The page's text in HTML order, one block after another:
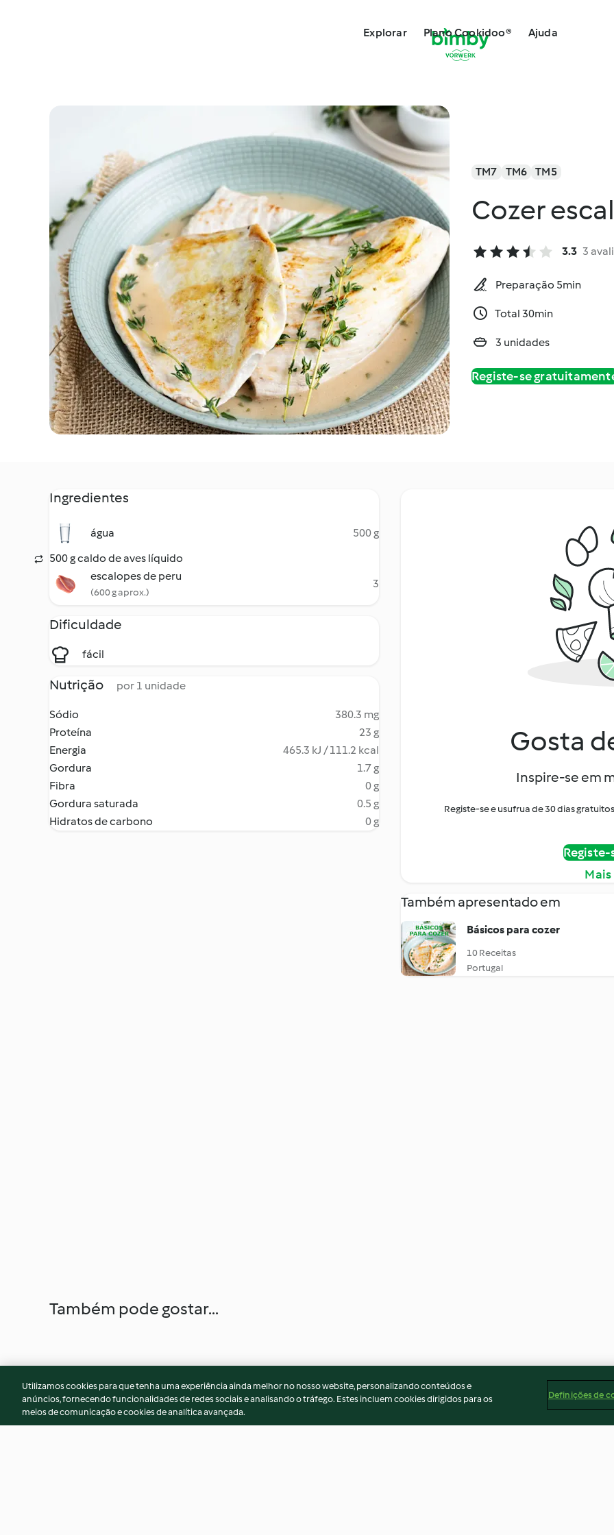
Explorar Plano Cookidoo® Ajuda
TM7 TM6 TM5
Cozer
3.3 3
Preparação 5min
Total 30min
3 unidades
Registe-se
Ingredientes
água
500 g
500 g caldo de aves líquido
escalopes de peru
(600 g aprox.)
3
Dificuldade
fácil
Nutrição por 1 unidade
Sódio
380.3 mg
Proteína
23 g
Energia
465.3 kJ / 111.2 kcal
Gordura
1.7 g
Fibra
0 g
Gordura saturada
0.5 g
Hidratos de carbono
0 g
Gosta
Inspire-se em
Registe-se e usufrua de 30 dias
Também apresentado em
Básicos para cozer
10 Receitas
Portugal
Também pode gostar...
Utilizamos cookies para que tenha uma experiência ainda melhor no nosso website, personalizando conteúdos e
anúncios, fornecendo funcionalidades de redes sociais e analisando o tráfego. Estes incluem cookies dirigidos para os
meios de comunicação e cookies de analítica avançada.
Definições de